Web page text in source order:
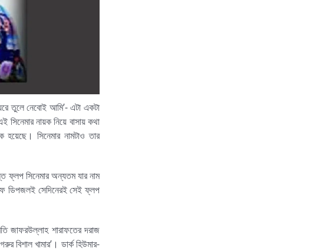
তুলে নেবোই আমি’- এটা একটা
সিনেমার নায়ক নিয়ে বাসায় কথা
সিনেমার নামটাও তার
ফ্লপ সিনেমার অন্যতম যার নাম
ডিপজলই সেদিনেরই সেই ফ্লপ
জাফরউল্লাহ শারাফতের দরাজ
বিশাল খামার’। ডার্ক হিউমার-